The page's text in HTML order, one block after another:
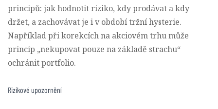
principů: jak hodnotit riziko, kdy prodávat a kdy
držet, a zachovávat je i v období tržní hysterie.
Například při korekcích na akciovém trhu může
princip „nekupovat pouze na základě strachu“
ochránit portfolio.
Rizikové upozornění